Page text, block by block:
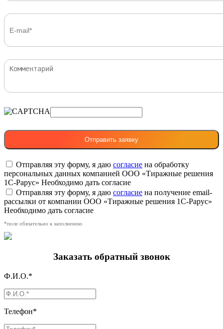
Отправляя эту форму, я даю согласие на обработку
персональных данных компанией ООО «Тиражные решения
1С-Рарус» Необходимо дать согласие
Отправляя эту форму, я даю согласие на получение email-
рассылки от компании ООО «Тиражные решения 1С-Рарус»
Необходимо дать согласие
*поле обязательно к заполнению
Заказать обратный звонок
Ф.И.О.*
Телефон*